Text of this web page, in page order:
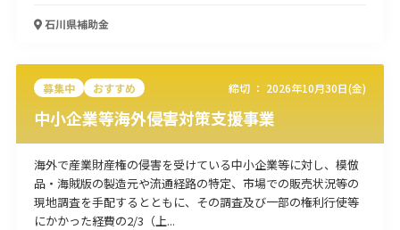
経営改善・経営強化
人材採用・雇用
人材育成・福利厚生
特許・知的財産
起業・創業
事業承継 災害・被災者支援
コロナ関連
環境・省エネ
テレワーク
石川県補助金
募集中 おすすめ 締切 ： 2026年10月30日(金)
中小企業等海外侵害対策支援事業
海外で産業財産権の侵害を受けている中小企業等に対し、模倣
品・海賊版の製造元や流通経路の特定、市場での販売状況等の
現地調査を手配するとともに、その調査及び一部の権利行使等
にかかった経費の2/3（上...